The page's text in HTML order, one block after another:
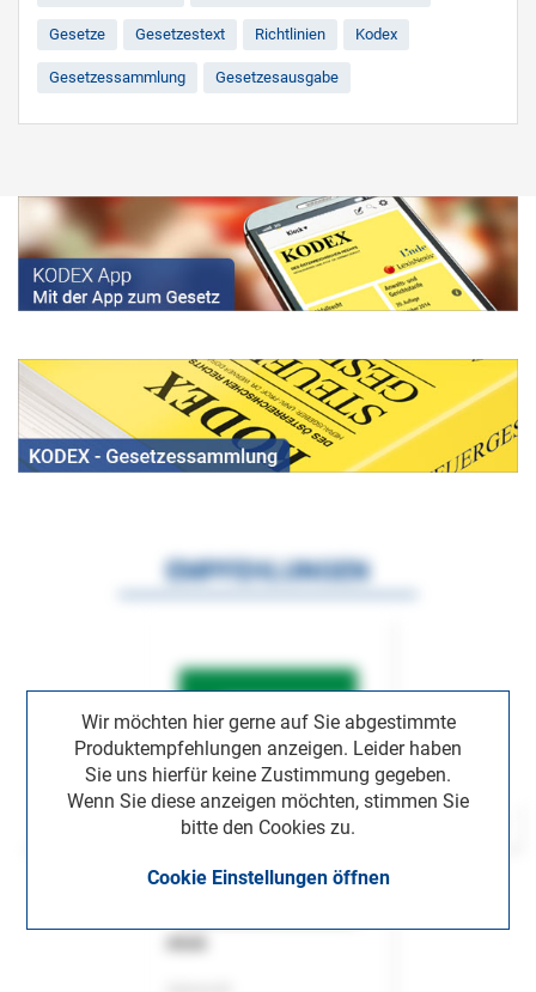
Gesetze Gesetzestext Richtlinien Kodex
Gesetzessammlung Gesetzesausgabe
Wir möchten hier gerne auf Sie abgestimmte
Produktempfehlungen anzeigen. Leider haben
Sie uns hierfür keine Zustimmung gegeben.
Wenn Sie diese anzeigen möchten, stimmen Sie
bitte den Cookies zu.
Cookie Einstellungen öffnen
EMPFEHLUNGEN